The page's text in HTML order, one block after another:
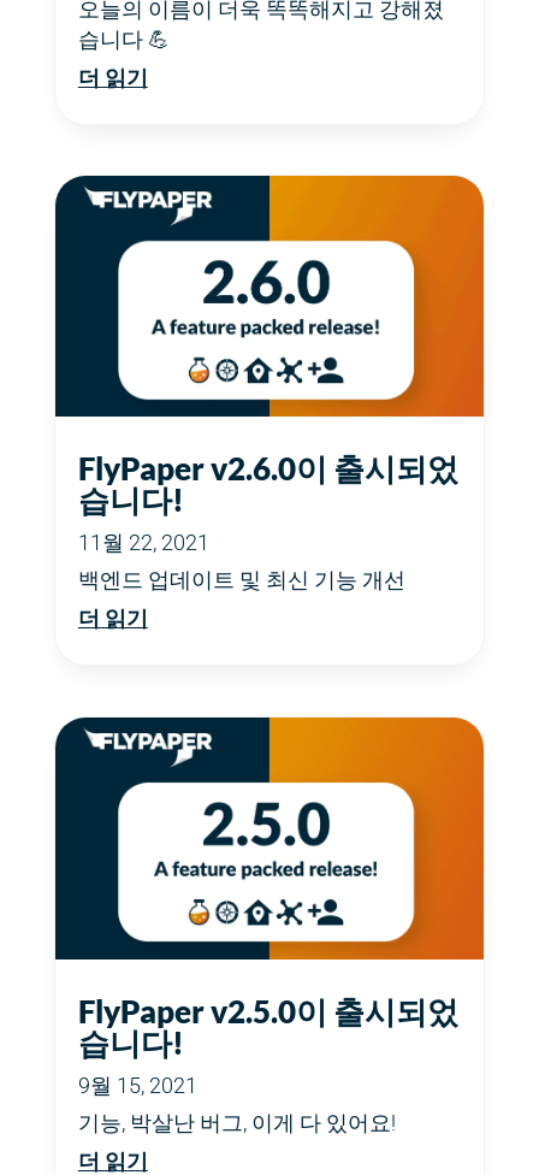
오늘의 이름이 더욱 똑똑해지고 강해졌
습니다 💪
더 읽기
FlyPaper v2.6.0이 출시되었
습니다!
11월 22, 2021
백엔드 업데이트 및 최신 기능 개선
더 읽기
FlyPaper v2.5.0이 출시되었
습니다!
9월 15, 2021
기능, 박살난 버그, 이게 다 있어요!
더 읽기